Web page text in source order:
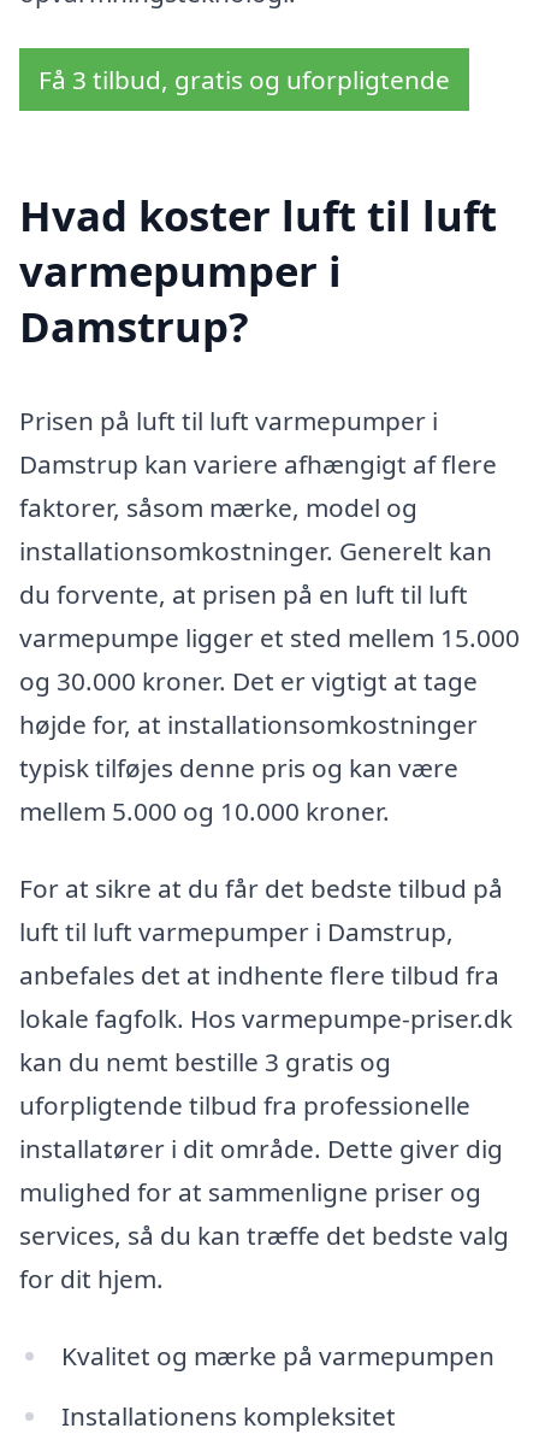
Få 3 tilbud, gratis og uforpligtende
Hvad koster luft til luft
varmepumper i
Damstrup?
Prisen på luft til luft varmepumper i
Damstrup kan variere afhængigt af flere
faktorer, såsom mærke, model og
installationsomkostninger. Generelt kan
du forvente, at prisen på en luft til luft
varmepumpe ligger et sted mellem 15.000
og 30.000 kroner. Det er vigtigt at tage
højde for, at installationsomkostninger
typisk tilføjes denne pris og kan være
mellem 5.000 og 10.000 kroner.
For at sikre at du får det bedste tilbud på
luft til luft varmepumper i Damstrup,
anbefales det at indhente flere tilbud fra
lokale fagfolk. Hos varmepumpe-priser.dk
kan du nemt bestille 3 gratis og
uforpligtende tilbud fra professionelle
installatører i dit område. Dette giver dig
mulighed for at sammenligne priser og
services, så du kan træffe det bedste valg
for dit hjem.
Kvalitet og mærke på varmepumpen
Installationens kompleksitet